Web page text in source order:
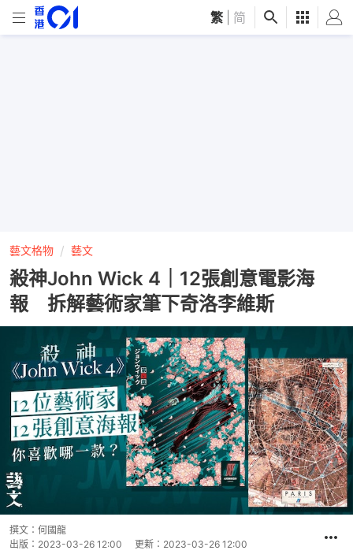
繁 简
藝文格物 藝文
殺神John Wick 4｜12張創意電影海
報 拆解藝術家筆下奇洛李維斯
撰文： 何國龍
出版： 2023-03-26 12:00 更新： 2023-03-26 12:00